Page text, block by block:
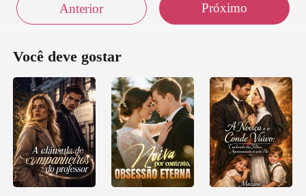
Anterior Próximo
Você deve gostar